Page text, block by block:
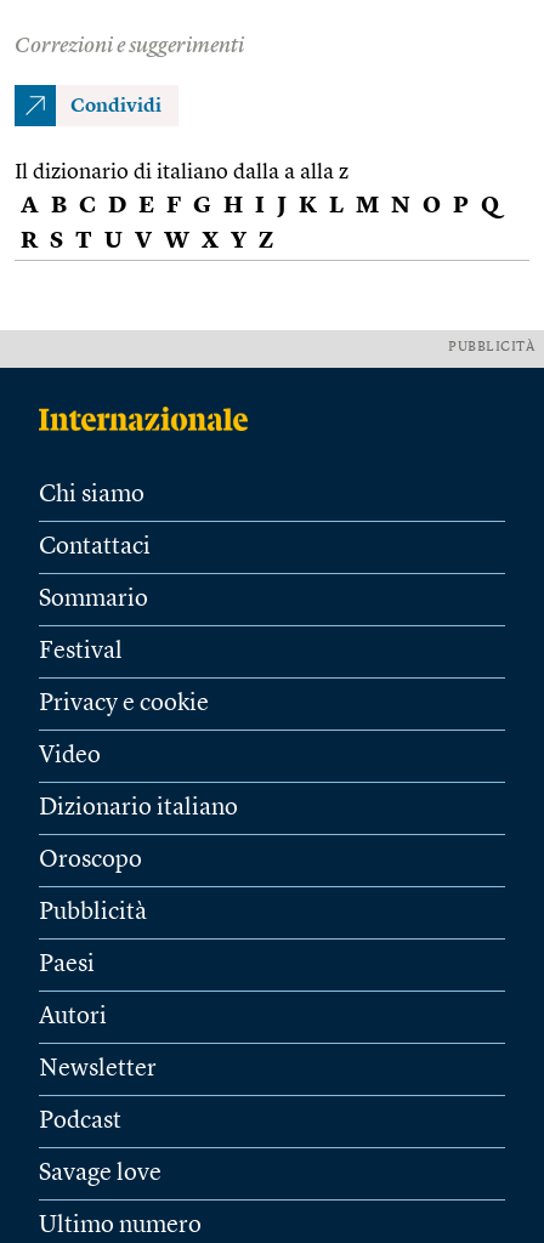
Correzioni e suggerimenti
Condividi
Il dizionario di italiano dalla a alla z
A B C D E F G H I J K L M N O P Q
R S T U V W X Y Z
PUBBLICITÀ
Chi siamo
Contattaci
Sommario
Festival
Privacy e cookie
Video
Dizionario italiano
Oroscopo
Pubblicità
Paesi
Autori
Newsletter
Podcast
Savage love
Ultimo numero